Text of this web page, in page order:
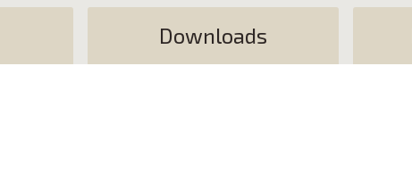
Downloads